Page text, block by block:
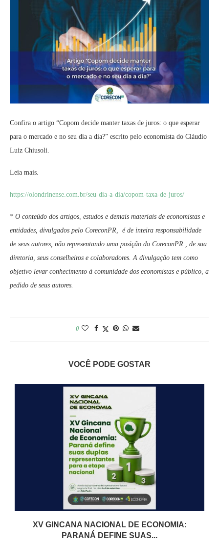
Confira o artigo “Copom decide manter taxas de juros: o que esperar
para o mercado e no seu dia a dia?” escrito pelo economista do Cláudio
Luiz Chiusoli.
Leia mais.
https://olondrinense.com.br/seu-dia-a-dia/copom-taxa-de-juros/
* O conteúdo dos artigos, estudos e demais materiais de economistas e
entidades, divulgados pelo CoreconPR, é de inteira responsabilidade
de seus autores, não representando uma posição do CoreconPR , de sua
diretoria, seus conselheiros e colaboradores. A divulgação tem como
objetivo levar conhecimento à comunidade dos economistas e público, a
pedido de seus autores.
0
VOCÊ PODE GOSTAR
XV GINCANA NACIONAL DE ECONOMIA:
PARANÁ DEFINE SUAS...